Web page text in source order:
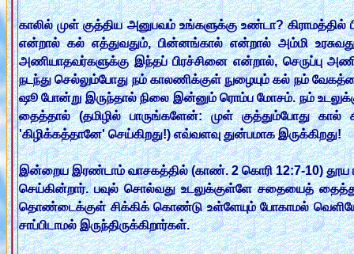
காலில் முள் குத்திய அனுபவம் உங்களுக்கு உண்டா?
என்றால் கல் எத்துவதும், பின்னங்கால் என்றால் அம்மி
அணியாதவர்களுக்கு இந்தப் பிரச்சினை என்றால், செருப்பு
நடந்து செல்லும்போது நம் காலணிக்குள் நுழையும் கல் நம்
ஷூ போன்று இருந்தால் நிலை இன்னும் ரொம்ப மோசம். நம்
தைத்தால் (தமிழில் பாருங்களேன்: முள் குத்தும்போது
'கிழிக்கத்தானே' செய்கிறது!) எவ்வளவு துன்பமாக இருக்கிறது!
இன்றைய இரண்டாம் வாசகத்தில் (காண். 2 கொரி 12:7-10) தூய
செய்கின்றார். பவுல் சொல்வது உடலுக்குள்ளே சதையைத்
தொண்டைக்குள் சிக்கிக் கொண்டு உள்ளேயும் போகாமல்
சாப்பிடாமல் இருந்திருக்கிறார்கள்.